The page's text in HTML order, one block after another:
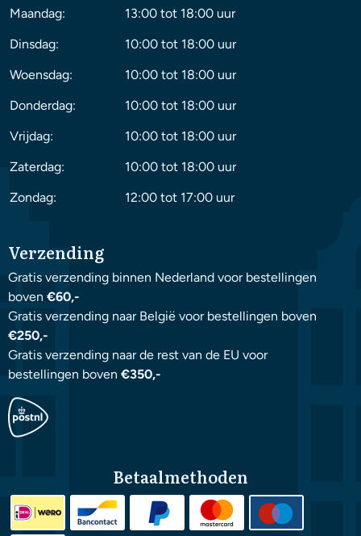
Maandag:
13:00 tot 18:00 uur
Dinsdag:
10:00 tot 18:00 uur
Woensdag:
10:00 tot 18:00 uur
Donderdag:
10:00 tot 18:00 uur
Vrijdag:
10:00 tot 18:00 uur
Zaterdag:
10:00 tot 18:00 uur
Zondag:
12:00 tot 17:00 uur
Verzending
Gratis verzending binnen Nederland voor bestellingen
boven €60,-
Gratis verzending naar België voor bestellingen boven
€250,-
Gratis verzending naar de rest van de EU voor
bestellingen boven €350,-
Betaalmethoden